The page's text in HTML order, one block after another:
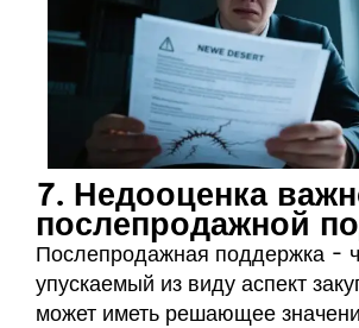
7. Недооценка
послепродажной
Послепродажная поддержка -
упускаемый из виду аспект
может иметь решающее